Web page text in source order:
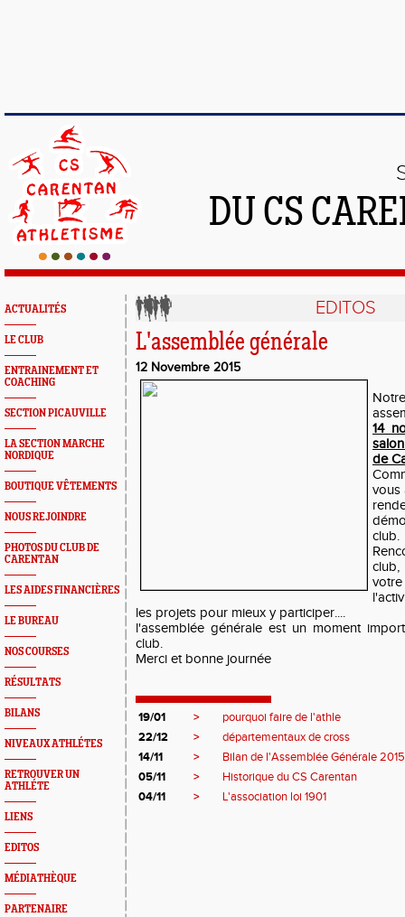
DU CS
ACTUALITÉS
LE CLUB
ENTRAINEMENT ET
COACHING
SECTION PICAUVILLE
LA SECTION MARCHE
NORDIQUE
BOUTIQUE VÊTEMENTS
NOUS REJOINDRE
PHOTOS DU CLUB DE
CARENTAN
LES AIDES FINANCIÈRES
LE BUREAU
NOS COURSES
RÉSULTATS
BILANS
NIVEAUX ATHLÉTES
RETROUVER UN
ATHLÉTE
LIENS
EDITOS
MÉDIATHÈQUE
PARTENAIRE
EDITOS
L'assemblée générale
12 Novembre 2015
14
de
vous
club.
club,
les projets pour mieux y participer....
l'assemblée générale est un moment
club.
Merci et bonne journée
19/01 >
pourquoi faire de l'athle
22/12
>
départementaux de cross
14/11
>
Bilan de l'Assemblée Générale
05/11
>
Historique du CS Carentan
04/11
> L'association loi 1901